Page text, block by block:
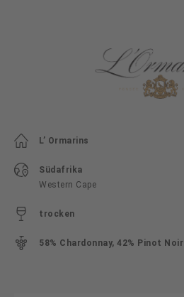
L’ Ormarins
Südafrika
Western Cape
trocken
58% Chardonnay, 42% Pinot Noir